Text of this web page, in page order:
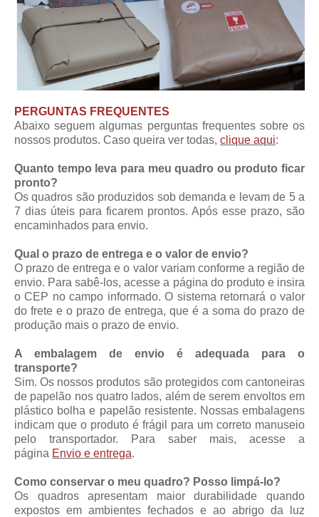
PERGUNTAS FREQUENTES
Abaixo seguem algumas perguntas frequentes sobre os
nossos produtos. Caso queira ver todas, clique aqui:
Quanto tempo leva para meu quadro ou produto ficar
pronto?
Os quadros são produzidos sob demanda e levam de 5 a
7 dias úteis para ficarem prontos. Após esse prazo, são
encaminhados para envio.
Qual o prazo de entrega e o valor de envio?
O prazo de entrega e o valor variam conforme a região de
envio. Para sabê-los, acesse a página do produto e insira
o CEP no campo informado. O sistema retornará o valor
do frete e o prazo de entrega, que é a soma do prazo de
produção mais o prazo de envio.
A embalagem de envio é adequada para o
transporte?
Sim. Os nossos produtos são protegidos com cantoneiras
de papelão nos quatro lados, além de serem envoltos em
plástico bolha e papelão resistente. Nossas embalagens
indicam que o produto é frágil para um correto manuseio
pelo transportador. Para saber mais, acesse a
página Envio e entrega.
Como conservar o meu quadro? Posso limpá-lo?
Os quadros apresentam maior durabilidade quando
expostos em ambientes fechados e ao abrigo da luz